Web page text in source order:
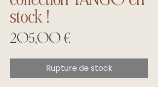
stock !
205,00 €
Rupture de stock